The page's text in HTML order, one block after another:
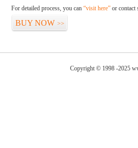
For detailed process, you can “visit here” or contact
BUY NOW >>
Copyright © 1998 -2025